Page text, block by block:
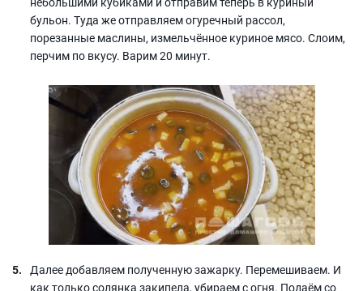
бульон. Туда же отправляем огуречный рассол,
порезанные маслины, измельчённое куриное мясо. Слоим,
перчим по вкусу. Варим 20 минут.
Далее добавляем полученную зажарку. Перемешиваем. И
как только солянка закипела, убираем с огня. Подаём со